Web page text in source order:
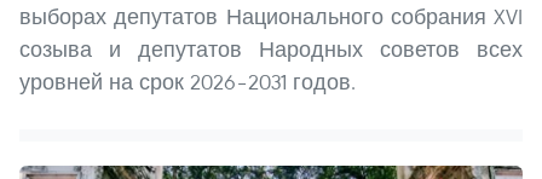
выборах депутатов Национального собрания XVI
созыва и депутатов Народных советов всех
уровней на срок 2026–2031 годов.